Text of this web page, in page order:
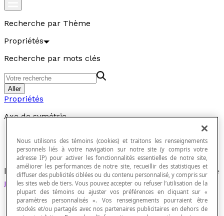
Recherche par Thème
Propriétés
Recherche par mots clés
Aller
Propriétés
Axe de symétrie
Droite qui sépare une figure et son image par une
réflexion.
Nous utilisons des témoins (cookies) et traitons les renseignements
personnels liés à votre navigation sur notre site (y compris votre
adresse IP) pour activer les fonctionnalités essentielles de notre site,
améliorer les performances de notre site, recueillir des statistiques et
diffuser des publicités ciblées ou du contenu personnalisé, y compris sur
les sites web de tiers. Vous pouvez accepter ou refuser l’utilisation de la
plupart des témoins ou ajuster vos préférences en cliquant sur «
paramètres personnalisés ». Vos renseignements pourraient être
stockés et/ou partagés avec nos partenaires publicitaires en dehors de